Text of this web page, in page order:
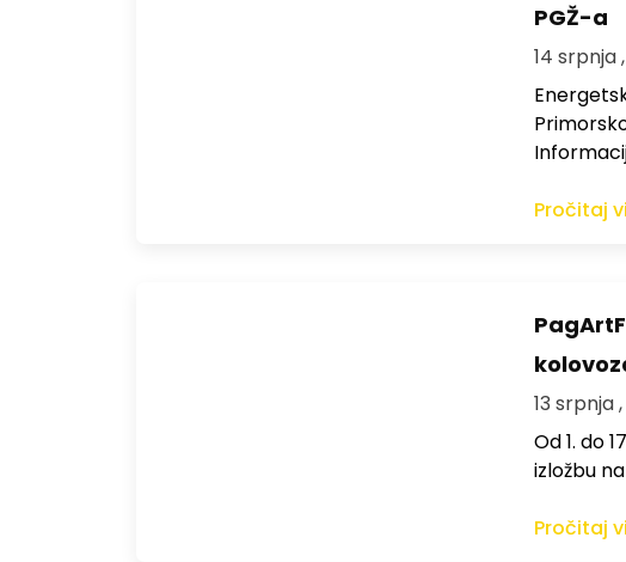
PGŽ-a
14 srpnja
Pročitaj
13 srpnja
Od 1. do
izložbu
Pročitaj